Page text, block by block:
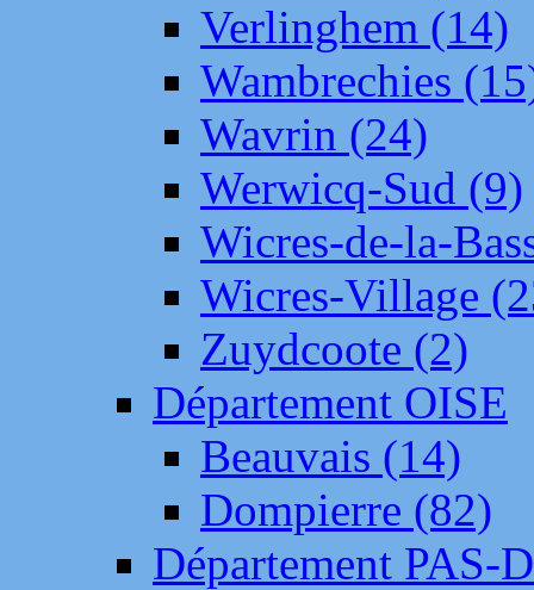
Verlinghem (14)
Wambrechies
Wavrin (24)
Werwicq-Sud (9)
Wicres-de-la-
Wicres-Village
Zuydcoote (2)
Département OISE
Beauvais (14)
Dompierre (82)
Département PAS-